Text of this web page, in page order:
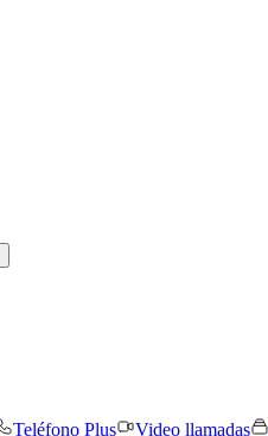
Teléfono Plus Video llamadas